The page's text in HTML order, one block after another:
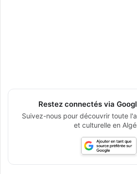
Restez connectés via
Suivez-nous pour découvrir toute
et culturelle en